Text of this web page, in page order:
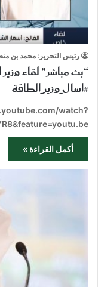
رئيس التحرير: محمد بن
“بث مباشر” لقاء
#اسال_وزير_الطاقة
watch?
أكمل القراءة »